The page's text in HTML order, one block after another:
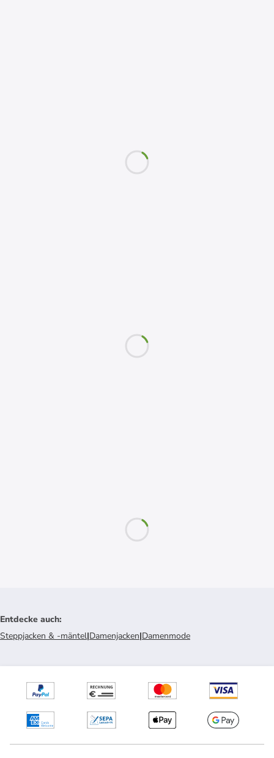
Entdecke auch:
Steppjacken & -mäntel|Damenjacken|Damenmode